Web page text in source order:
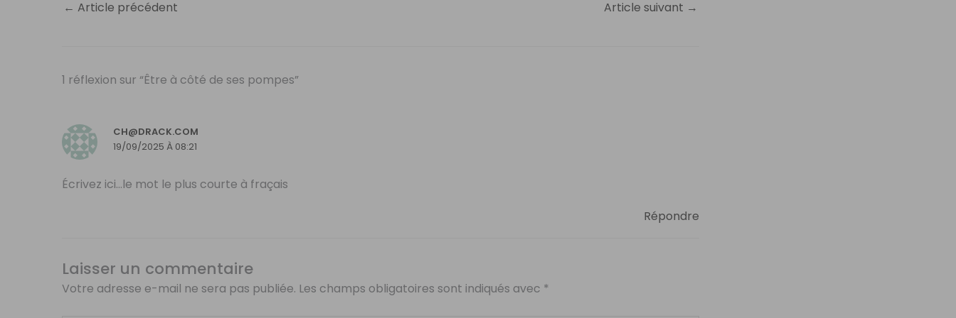
← Article précédent Article suivant →
1 réflexion sur “Être à côté de ses pompes”
CH@DRACK.COM
19/09/2025 À 08:21
Écrivez ici…le mot le plus courte à fraçais
Répondre
Laisser un commentaire
Votre adresse e-mail ne sera pas publiée. Les champs obligatoires sont indiqués avec *